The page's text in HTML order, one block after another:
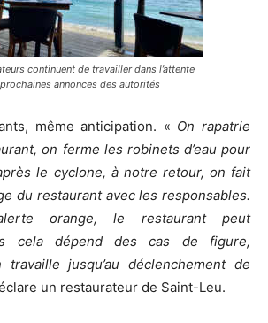
continuent de travailler dans l’attente
annonces des autorités
même anticipation. « On rapatrie
on ferme les robinets d’eau pour
le cyclone, à notre retour, on fait
du restaurant avec les responsables.
orange, le restaurant peut
cela dépend des cas de figure,
travaille jusqu’au déclenchement de
un restaurateur de Saint-Leu.